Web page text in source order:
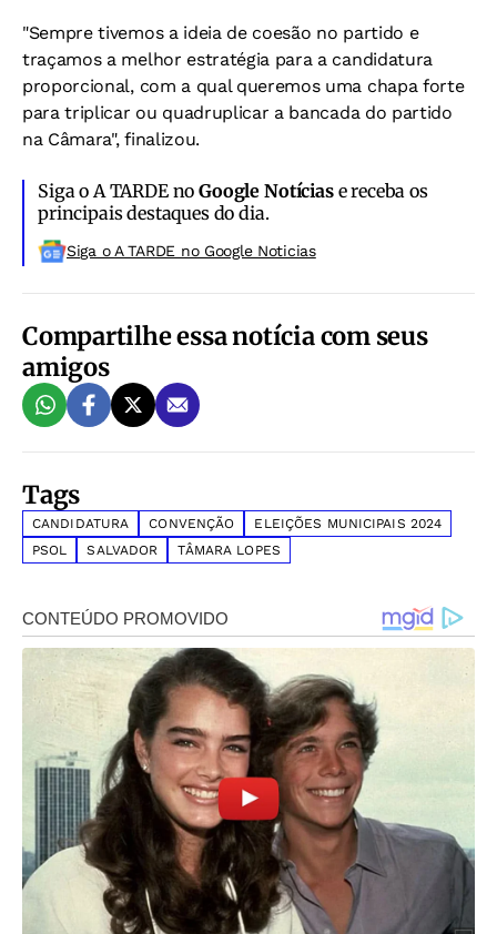
"Sempre tivemos a ideia de coesão no partido e
traçamos a melhor estratégia para a candidatura
proporcional, com a qual queremos uma chapa forte
para triplicar ou quadruplicar a bancada do partido
na Câmara", finalizou.
Siga o A TARDE noGoogle Notíciase receba os
principais destaques do dia.
Siga o A TARDE no Google Noticias
Compartilhe essa notícia com seus
amigos
Tags
CANDIDATURA CONVENÇÃO
ELEIÇÕES MUNICIPAIS 2024
PSOL
SALVADOR TÂMARA LOPES